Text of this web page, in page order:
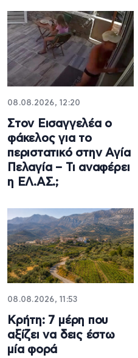
08.08.2026, 12:20
Στον Εισαγγελέα ο
φάκελος για το
περιστατικό στην Αγία
Πελαγία – Τι αναφέρει
η ΕΛ.ΑΣ.;
08.08.2026, 11:53
Κρήτη: 7 μέρη που
αξίζει να δεις έστω
μία φορά